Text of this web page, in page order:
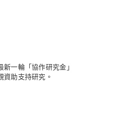
一輪「協作研究金」
助支持研究。